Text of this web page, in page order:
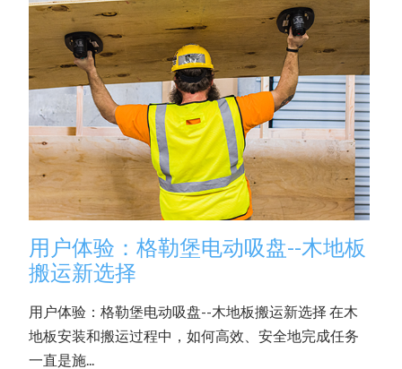
用户体验：格勒堡电动吸盘--木地板
搬运新选择
用户体验：格勒堡电动吸盘--木地板搬运新选择 在木
地板安装和搬运过程中，如何高效、安全地完成任务
一直是施...